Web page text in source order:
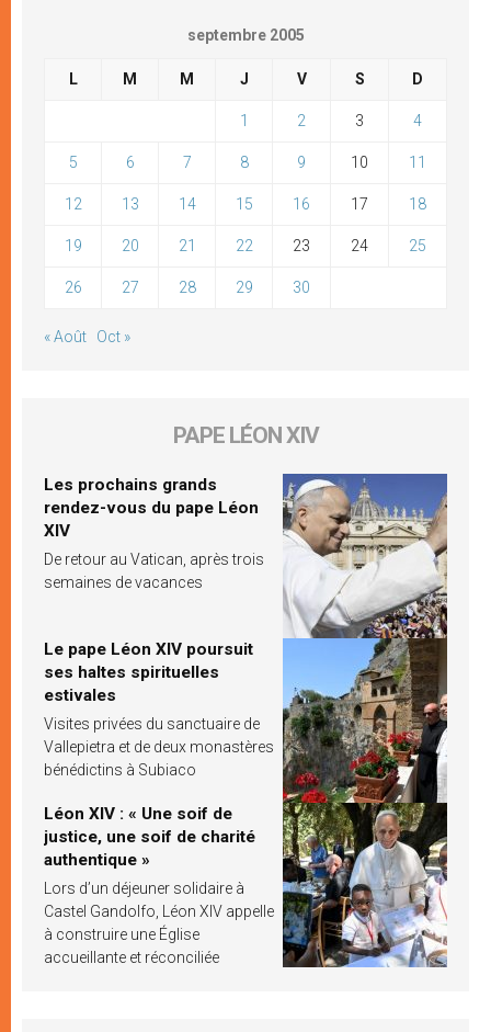
septembre 2005
L M M J V S D
1 2 3 4
5 6 7 8 9 10 11
12 13 14 15 16 17 18
19 20 21 22 23 24 25
26 27 28 29 30
« Août Oct »
PAPE LÉON XIV
Les prochains grands
rendez-vous du pape Léon
XIV
De retour au Vatican, après trois
semaines de vacances
Le pape Léon XIV poursuit
ses haltes spirituelles
estivales
Visites privées du sanctuaire de
Vallepietra et de deux monastères
bénédictins à Subiaco
Léon XIV : « Une soif de
justice, une soif de charité
authentique »
Lors d’un déjeuner solidaire à
Castel Gandolfo, Léon XIV appelle
à construire une Église
accueillante et réconciliée